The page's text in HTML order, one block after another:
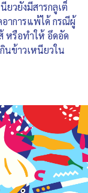
ยวยังมีสารกลูเต็
าการแพ้ได้ กรณีผู้
หรือทำให้ อึดอัด
นข้าวเหนียวใน